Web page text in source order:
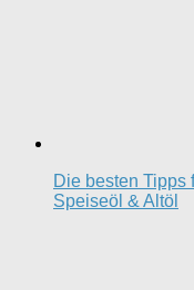
Die besten Tipps
Speiseöl & Altöl